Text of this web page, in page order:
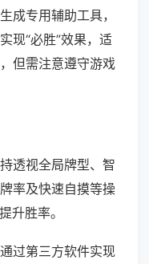
成专用辅助工具，
现“必胜”效果，适
但需注意遵守游戏
透视全局牌型、智
率及快速自摸等操
升胜率。
过第三方软件实现